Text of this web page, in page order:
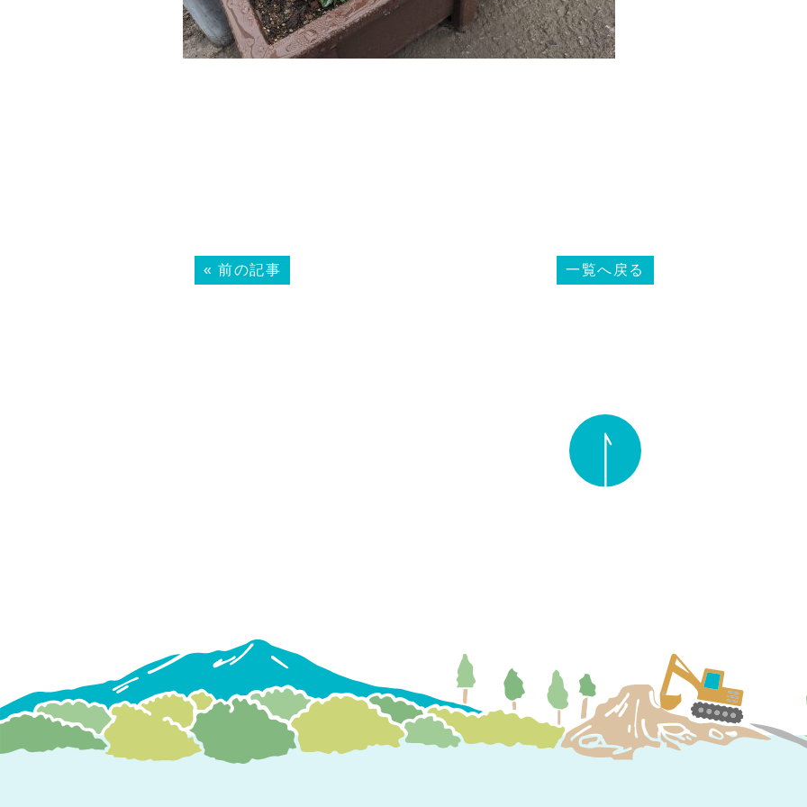
«前の記事 一覧へ戻る